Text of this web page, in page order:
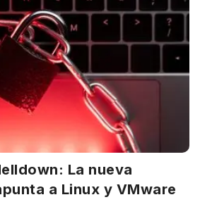
La nueva
a Linux y VMware